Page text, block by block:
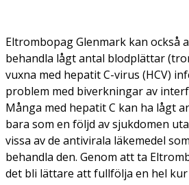
Eltrombopag Glenmark kan också
behandla lågt antal blodplättar
vuxna med hepatit C-virus (HCV)
problem med biverkningar av
Många med hepatit C kan ha lågt
bara som en följd av sjukdomen
vissa av de antivirala läkemedel
behandla den. Genom att ta
det bli lättare att fullfölja en hel